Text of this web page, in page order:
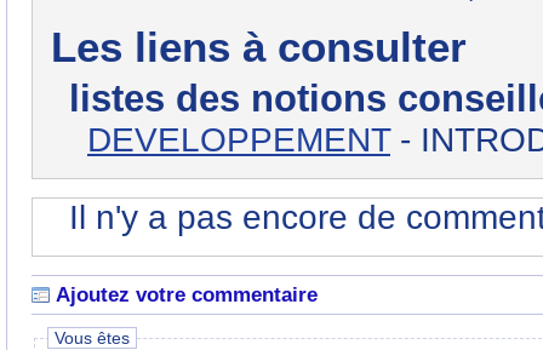
Les liens à consulter
listes des notions
DEVELOPPEMENT-
Il n'y a pas encore de
Ajoutez votre commentaire
Vous êtes